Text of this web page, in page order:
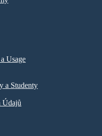
Usage
a Studenty
Údajů